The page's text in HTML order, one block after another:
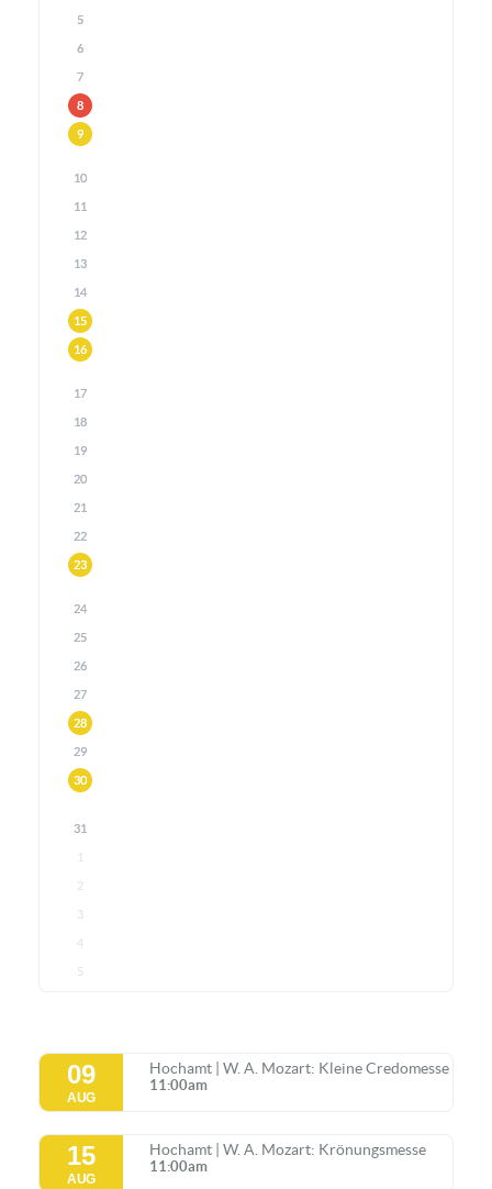
5
6
7
8
9
10
11
12
13
14
15
16
17
18
19
20
21
22
23
24
25
26
27
28
29
30
31
1
2
3
4
5
09
AUG
Hochamt | W. A. Mozart: Kleine Credomesse
11:00am
15
AUG
Hochamt | W. A. Mozart: Krönungsmesse
11:00am